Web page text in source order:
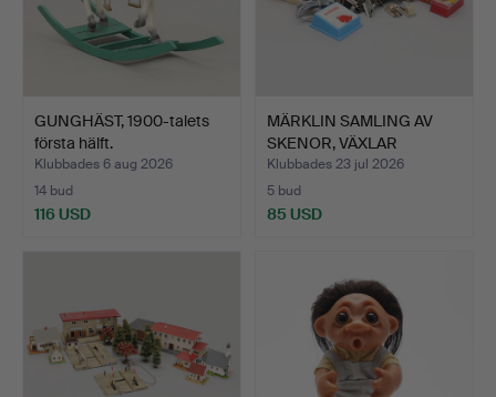
GUNGHÄST, 1900-talets
första hälft.
Klubbades 6 aug 2026
14 bud
116 USD
MÄRKLIN SAMLING AV
SKENOR, VÄXLAR
STOPPBLO…
Klubbades 23 jul 2026
5 bud
85 USD